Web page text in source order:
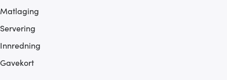
Matlaging
Servering
Innredning
Gavekort